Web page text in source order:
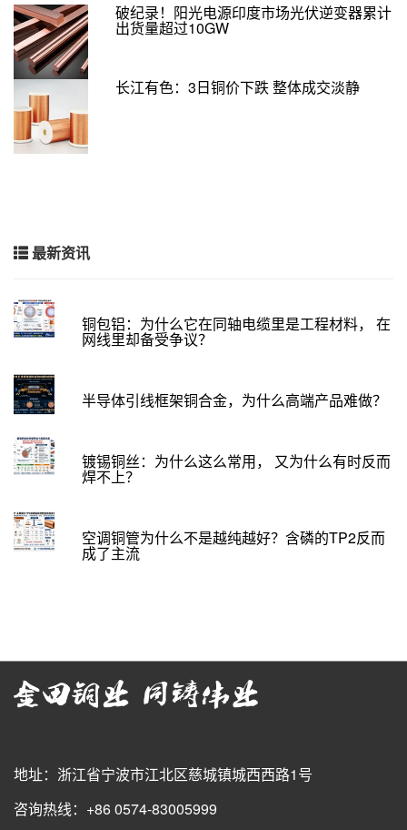
破纪录！阳光电源印度市场光伏逆变器累计
出货量超过10GW
长江有色：3日铜价下跌 整体成交淡静
最新资讯
铜包铝：为什么它在同轴电缆里是工程材料， 在
网线里却备受争议？
半导体引线框架铜合金，为什么高端产品难做？
镀锡铜丝：为什么这么常用， 又为什么有时反而
焊不上？
空调铜管为什么不是越纯越好？含磷的TP2反而
成了主流
地址：浙江省宁波市江北区慈城镇城西西路1号
咨询热线：+86 0574-83005999